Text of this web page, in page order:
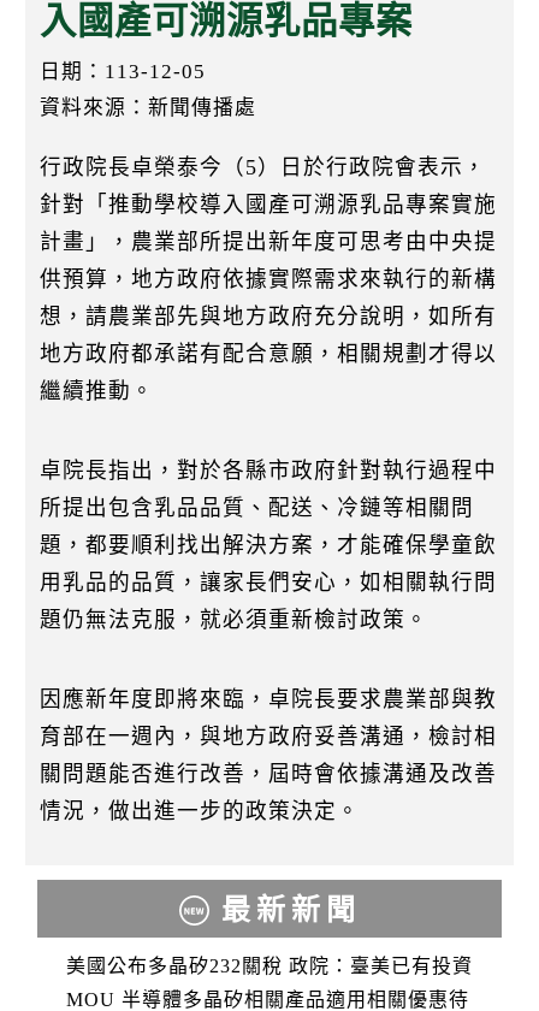
入國產可溯源乳品專案
日期：113-12-05
資料來源：新聞傳播處
行政院長卓榮泰今（5）日於行政院會表示，
針對「推動學校導入國產可溯源乳品專案實施
計畫」，農業部所提出新年度可思考由中央提
供預算，地方政府依據實際需求來執行的新構
想，請農業部先與地方政府充分說明，如所有
地方政府都承諾有配合意願，相關規劃才得以
繼續推動。
卓院長指出，對於各縣市政府針對執行過程中
所提出包含乳品品質、配送、冷鏈等相關問
題，都要順利找出解決方案，才能確保學童飲
用乳品的品質，讓家長們安心，如相關執行問
題仍無法克服，就必須重新檢討政策。
因應新年度即將來臨，卓院長要求農業部與教
育部在一週內，與地方政府妥善溝通，檢討相
關問題能否進行改善，屆時會依據溝通及改善
情況，做出進一步的政策決定。
最新新聞
美國公布多晶矽232關稅 政院：臺美已有投資
MOU 半導體多晶矽相關產品適用相關優惠待